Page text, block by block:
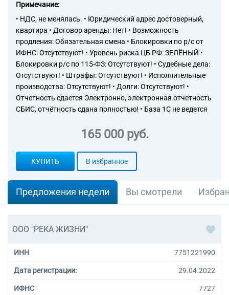
Примечание:
• НДС, не менялась. • Юридический адрес достоверный,
квартира • Договор аренды: Нет! • Возможность
продления: Обязательная смена • Блокировки по р/с от
ИФНС: Отсутствуют! • Уровень риска ЦБ РФ: ЗЕЛЁНЫЙ •
Блокировки р/с по 115-ФЗ: Отсутствуют! • Судебные дела:
Отсутствуют! • Штрафы: Отсутствуют! • Исполнительные
производства: Отсутствуют! • Долги: Отсутствуют! •
Отчетность сдается Электронно, электронная отчетность
СБИС, отчётность сдана полностью! • База 1С не ведется
165 000 руб.
КУПИТЬ В избранное
Предложения недели Вы смотрели
ООО "РЕКА ЖИЗНИ"
ИНН 7751221990
Дата регистрации: 29.04.2022
ИФНС 7727